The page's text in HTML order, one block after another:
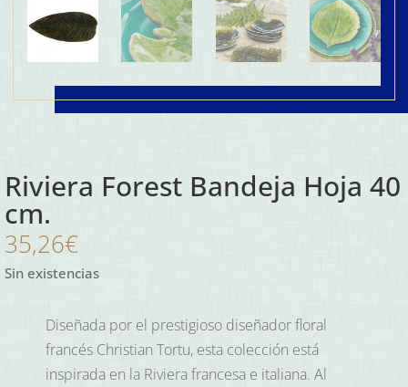
Riviera Forest Bandeja Hoja 40
cm.
35,26€
Sin existencias
Diseñada por el prestigioso diseñador floral
francés Christian Tortu, esta colección está
inspirada en la Riviera francesa e italiana. Al